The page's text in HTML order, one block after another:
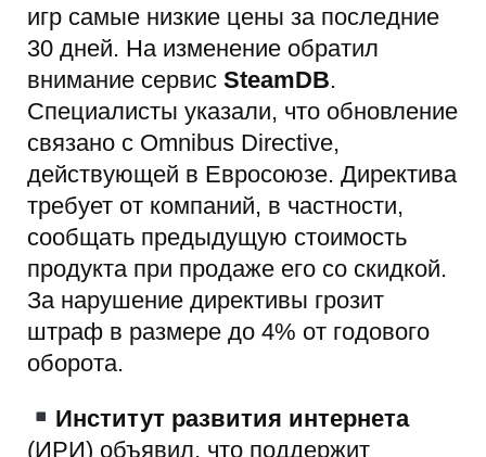
игр самые низкие цены за последние
30 дней. На изменение обратил
внимание сервис SteamDB.
Специалисты указали, что обновление
связано с Omnibus Directive,
действующей в Евросоюзе. Директива
требует от компаний, в частности,
сообщать предыдущую стоимость
продукта при продаже его со скидкой.
За нарушение директивы грозит
штраф в размере до 4% от годового
оборота.
Институт развития интернета
(ИРИ) объявил, что поддержит